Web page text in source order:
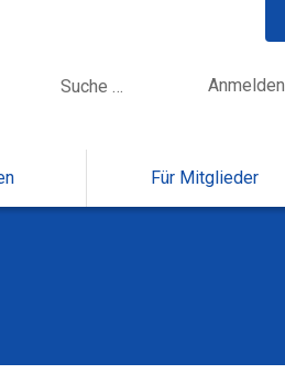
Anmelden
Für Mitglieder